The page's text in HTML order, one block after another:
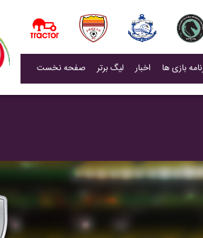
صفحه نخست لیگ برتر اخبار(current)